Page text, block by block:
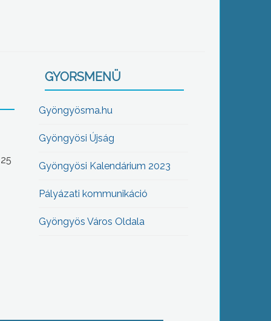
GYORSMENÜ
Gyöngyösma.hu
Gyöngyösi Újság
Gyöngyösi Kalendárium 2023
Pályázati kommunikáció
Gyöngyös Város Oldala